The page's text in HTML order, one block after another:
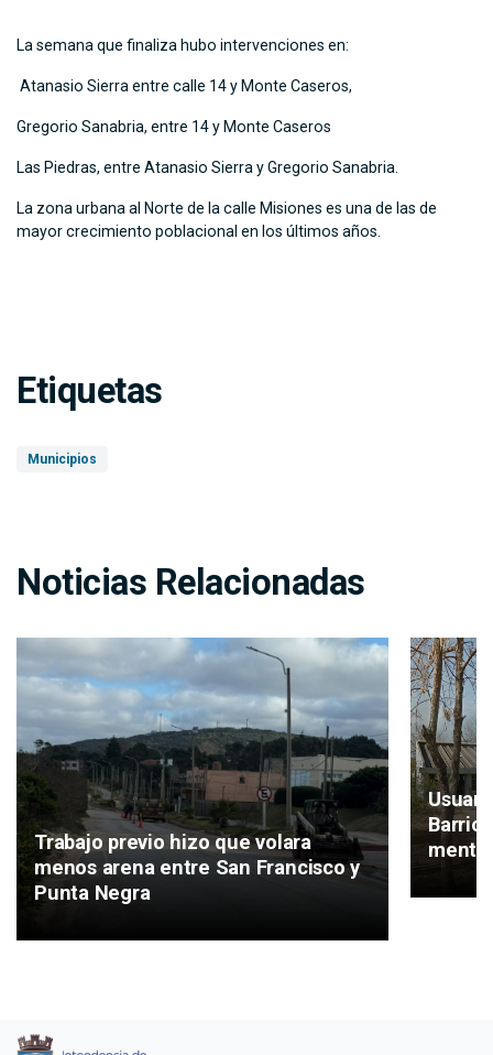
La semana que finaliza hubo intervenciones en:
Atanasio Sierra entre calle 14 y Monte Caseros,
Gregorio Sanabria, entre 14 y Monte Caseros
Las Piedras, entre Atanasio Sierra y Gregorio Sanabria.
La zona urbana al Norte de la calle Misiones es una de las de
mayor crecimiento poblacional en los últimos años.
Etiquetas
Municipios
Noticias Relacionadas
Trabajo previo hizo que volara
menos arena entre San Francisco y
Punta Negra